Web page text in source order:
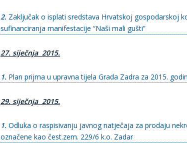
2. Zaključak o isplati sredstava Hrvatskoj gospodarskoj
sufinanciranja manifestacije “Naši mali gušti”
27. siječnja 2015.
1. Plan prijma u upravna tijela Grada Zadra za 2015.
29. siječnja 2015.
1. Odluka o raspisivanju javnog natječaja za prodaju
označene kao čest.zem. 229/6 k.o. Zadar